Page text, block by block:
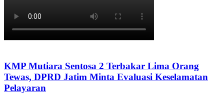
KMP Mutiara Sentosa 2 Terbakar Lima Orang
Tewas, DPRD Jatim Minta Evaluasi Keselamatan
Pelayaran